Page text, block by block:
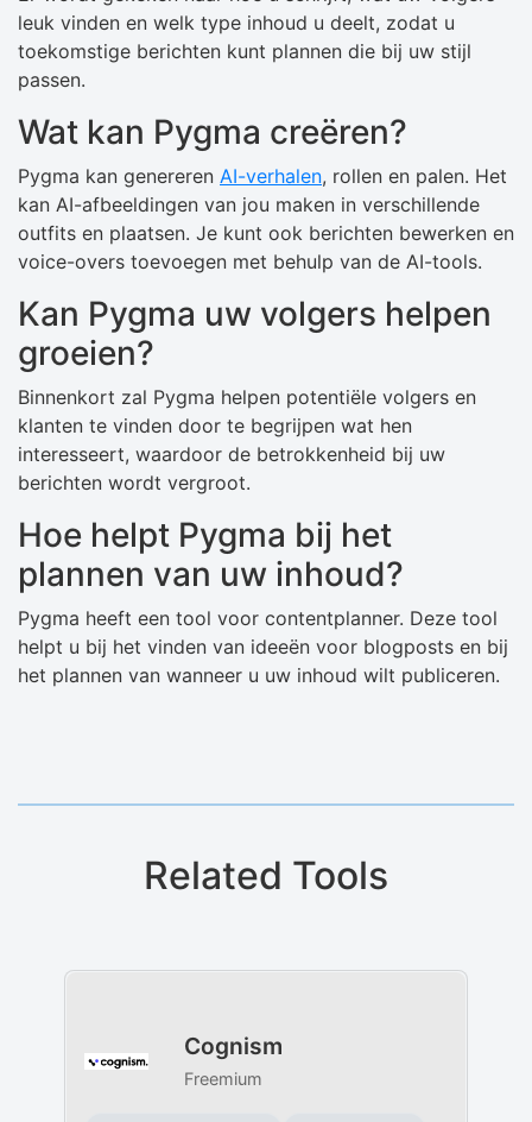
leuk vinden en welk type inhoud u deelt, zodat u
toekomstige berichten kunt plannen die bij uw stijl
passen.
Wat kan Pygma creëren?
Pygma kan genereren AI-verhalen, rollen en palen. Het
kan AI-afbeeldingen van jou maken in verschillende
outfits en plaatsen. Je kunt ook berichten bewerken en
voice-overs toevoegen met behulp van de AI-tools.
Kan Pygma uw volgers helpen
groeien?
Binnenkort zal Pygma helpen potentiële volgers en
klanten te vinden door te begrijpen wat hen
interesseert, waardoor de betrokkenheid bij uw
berichten wordt vergroot.
Hoe helpt Pygma bij het
plannen van uw inhoud?
Pygma heeft een tool voor contentplanner. Deze tool
helpt u bij het vinden van ideeën voor blogposts en bij
het plannen van wanneer u uw inhoud wilt publiceren.
Related Tools
Cognism
Freemium